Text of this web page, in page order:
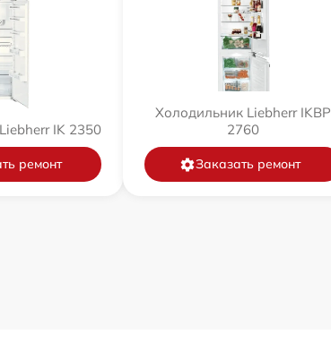
IK 2350
ремонт
Холодильник Liebherr IKBP
2760
Заказать ремонт